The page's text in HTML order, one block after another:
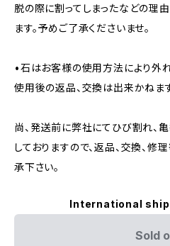
脱の際に割ってしまったなどの理
ます。予めご了承くださいませ。
•石はお客様の使用方法により外
使用後の返品、交換は出来かねま
尚、発送前に弊社にてひび割れ、
しておりますので、返品、交換、
承下さい。
International
Sold